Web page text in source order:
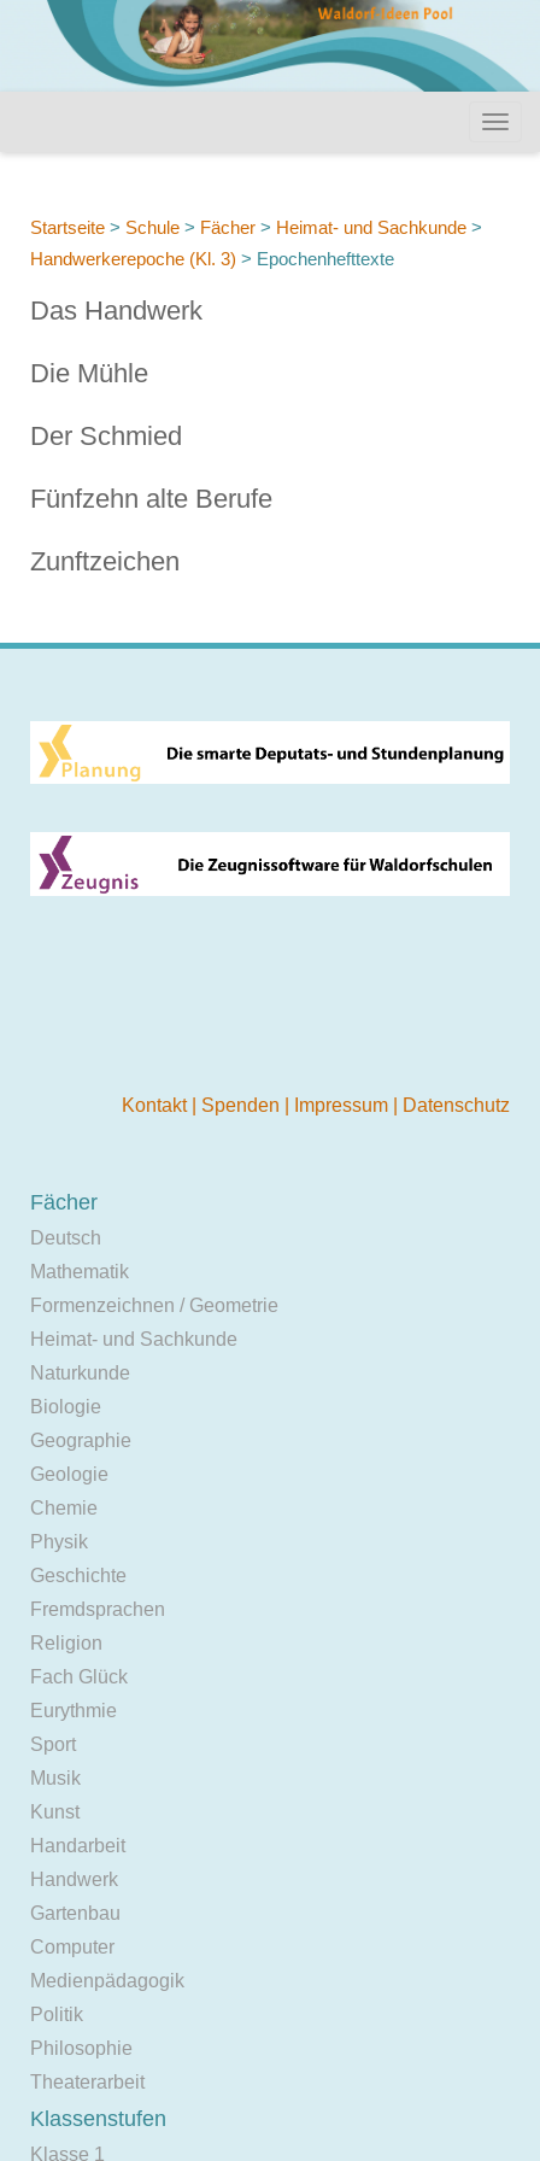
Startseite > Schule > Fächer > Heimat- und Sachkunde >
Handwerkerepoche (Kl. 3) > Epochenhefttexte
Das Handwerk
Die Mühle
Der Schmied
Fünfzehn alte Berufe
Zunftzeichen
Kontakt Spenden Impressum Datenschutz
Fächer
Deutsch
Mathematik
Formenzeichnen / Geometrie
Heimat- und Sachkunde
Naturkunde
Biologie
Geographie
Geologie
Chemie
Physik
Geschichte
Fremdsprachen
Religion
Fach Glück
Eurythmie
Sport
Musik
Kunst
Handarbeit
Handwerk
Gartenbau
Computer
Medienpädagogik
Politik
Philosophie
Theaterarbeit
Klassenstufen
Klasse 1